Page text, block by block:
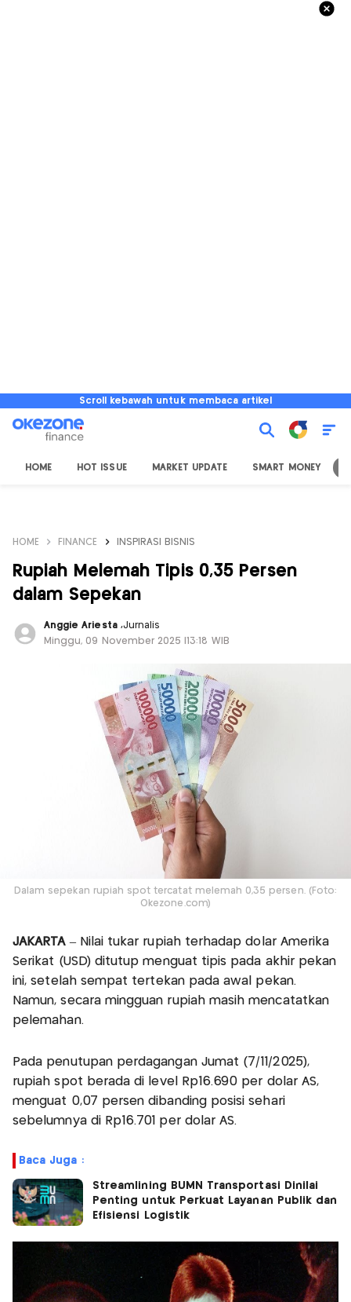
Scroll kebawah untuk membaca artikel
HOME HOT ISSUE MARKET UPDATE SMART MONEY
HOME FINANCE INSPIRASI BISNIS
Rupiah Melemah Tipis 0,35 Persen
dalam Sepekan
Anggie Ariesta ,Jurnalis
Minggu, 09 November 2025 |13:18 WIB
Dalam sepekan rupiah spot tercatat melemah 0,35 persen. (Foto:
Okezone.com)
JAKARTA– Nilai tukar rupiah terhadap dolar Amerika
Serikat (USD) ditutup menguat tipis pada akhir pekan
ini, setelah sempat tertekan pada awal pekan.
Namun, secara mingguan rupiah masih mencatatkan
pelemahan.
Pada penutupan perdagangan Jumat (7/11/2025),
rupiah spot berada di level Rp16.690 per dolar AS,
menguat 0,07 persen dibanding posisi sehari
sebelumnya di Rp16.701 per dolar AS.
Baca Juga :
Streamlining BUMN Transportasi Dinilai
Penting untuk Perkuat Layanan Publik dan
Efisiensi Logistik